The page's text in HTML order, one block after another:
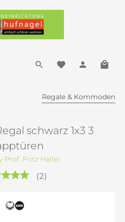
Regale & Kommoden
schwarz 1x3 3
Prof. Fritz Haller
(2)